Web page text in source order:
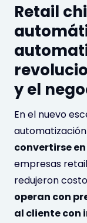
Retail
y el
En el nuevo
convertirse
empresas
redujeron
operan con
al cliente con